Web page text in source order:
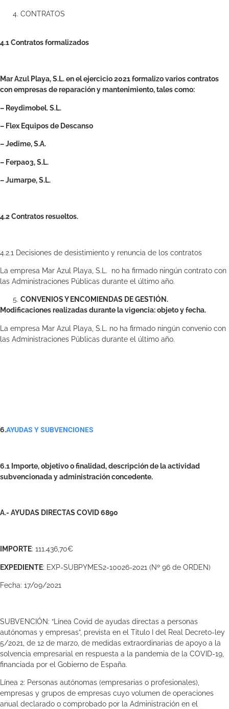
CONTRATOS
4.1 Contratos formalizados
Mar Azul Playa, S.L. en el ejercicio 2021 formalizo varios contratos
con empresas de reparación y mantenimiento, tales como:
– Reydimobel. S.L.
– Flex Equipos de Descanso
– Jedime, S.A.
– Ferpa03, S.L.
– Jumarpe, S.L.
4.2 Contratos resueltos.
4.2.1 Decisiones de desistimiento y renuncia de los contratos
La empresa Mar Azul Playa, S.L. no ha firmado ningún contrato con
las Administraciones Públicas durante el último año.
CONVENIOS Y ENCOMIENDAS DE GESTIÓN.
Modificaciones realizadas durante la vigencia: objeto y fecha.
La empresa Mar Azul Playa, S.L. no ha firmado ningún convenio con
las Administraciones Públicas durante el último año.
6.AYUDAS Y SUBVENCIONES
6.1 Importe, objetivo o finalidad, descripción de la actividad
subvencionada y administración concedente.
A.- AYUDAS DIRECTAS COVID 6890
IMPORTE: 111.436,70€
EXPEDIENTE: EXP-SUBPYMES2-10026-2021 (Nº 96 de ORDEN)
Fecha: 17/09/2021
SUBVENCIÓN: “Línea Covid de ayudas directas a personas
autónomas y empresas”, prevista en el Título I del Real Decreto-ley
5/2021, de 12 de marzo, de medidas extraordinarias de apoyo a la
solvencia empresarial en respuesta a la pandemia de la COVID-19,
financiada por el Gobierno de España.
Línea 2: Personas autónomas (empresarias o profesionales),
empresas y grupos de empresas cuyo volumen de operaciones
anual declarado o comprobado por la Administración en el